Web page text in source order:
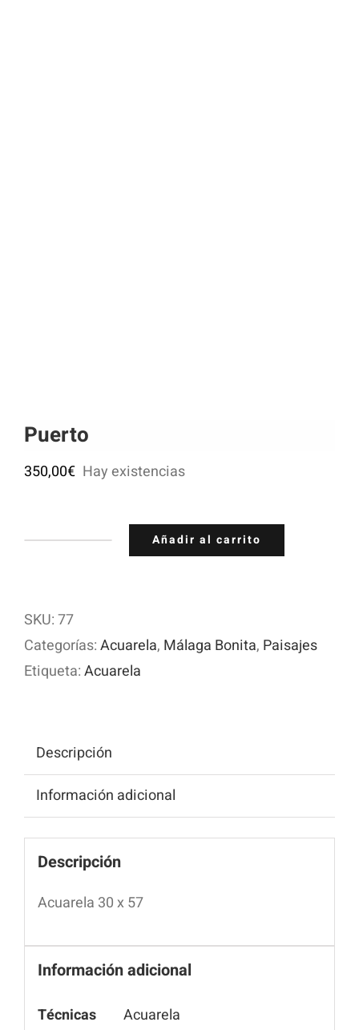
Puerto
350,00€ Hay existencias
Añadir al carrito
SKU:77
Categorías:Acuarela, Málaga Bonita, Paisajes
Etiqueta:Acuarela
Descripción
Información adicional
Descripción
Acuarela 30 x 57
Información adicional
Técnicas Acuarela